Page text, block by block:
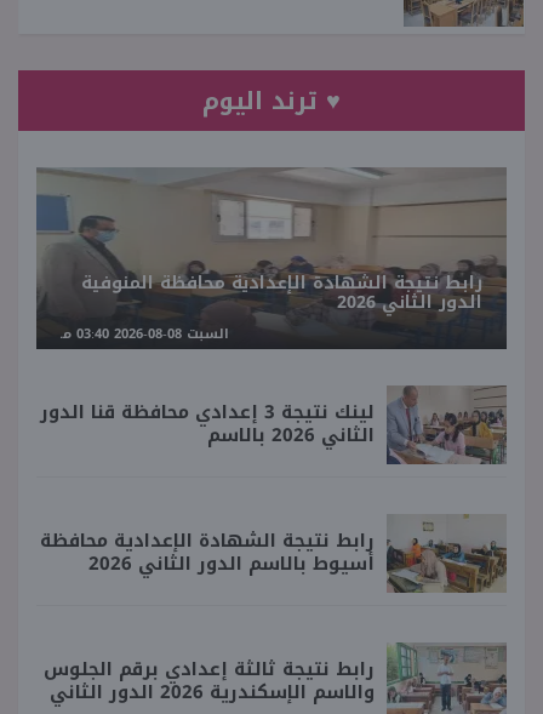
♥ ترند اليوم
رابط نتيجة الشهادة الإعدادية محافظة المنوفية
الدور الثاني 2026
السبت 08-08-2026 03:40 مـ
لينك نتيجة 3 إعدادي محافظة قنا الدور
الثاني 2026 بالاسم
رابط نتيجة الشهادة الإعدادية محافظة
أسيوط بالاسم الدور الثاني 2026
رابط نتيجة ثالثة إعدادي برقم الجلوس
والاسم الإسكندرية 2026 الدور الثاني